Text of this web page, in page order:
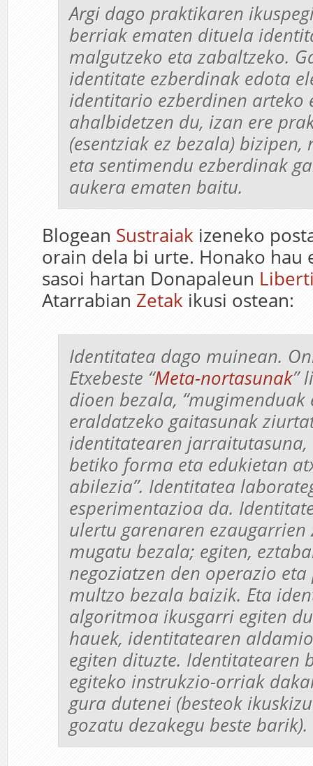
Argi dago praktikaren
berriak ematen dituela
malgutzeko eta zabaltzeko.
identitate ezberdinak edota
identitario ezberdinen arteko
ahalbidetzen du, izan ere
(esentziak ez bezala) bizipen,
eta sentimendu ezberdinak
aukera ematen baitu.
Blogean Sustraiak izeneko
orain dela bi urte. Honako hau
sasoi hartan Donapaleun
Atarrabian Zetak ikusi ostean:
Identitatea dago muinean.
Etxebeste “Meta-nortasunak”
dioen bezala, “mugimenduak
eraldatzeko gaitasunak
identitatearen jarraitutasuna,
betiko forma eta edukietan
abilezia”. Identitatea
esperimentazioa da.
ulertu garenaren ezaugarrien
mugatu bezala; egiten,
negoziatzen den operazio
multzo bezala baizik. Eta
algoritmoa ikusgarri egiten
hauek, identitatearen
egiten dituzte. Identitatearen
egiteko instrukzio-orriak
gura dutenei (besteok
gozatu dezakegu beste barik).